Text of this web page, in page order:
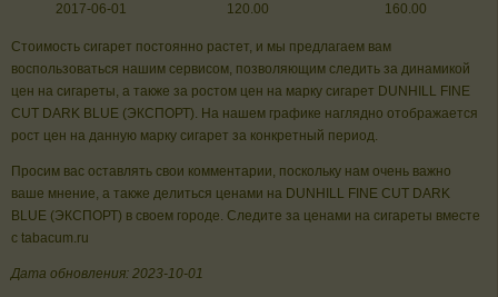
2017-06-01
120.00 160.00
Стоимость сигарет постоянно растет, и мы предлагаем вам
воспользоваться нашим сервисом, позволяющим следить за динамикой
цен на сигареты, а также за ростом цен на марку сигарет DUNHILL FINE
CUT DARK BLUE (ЭКСПОРТ). На нашем графике наглядно отображается
рост цен на данную марку сигарет за конкретный период.
Просим вас оставлять свои комментарии, поскольку нам очень важно
ваше мнение, а также делиться ценами на DUNHILL FINE CUT DARK
BLUE (ЭКСПОРТ) в своем городе. Следите за ценами на сигареты вместе
с tabacum.ru
Дата обновления: 2023-10-01